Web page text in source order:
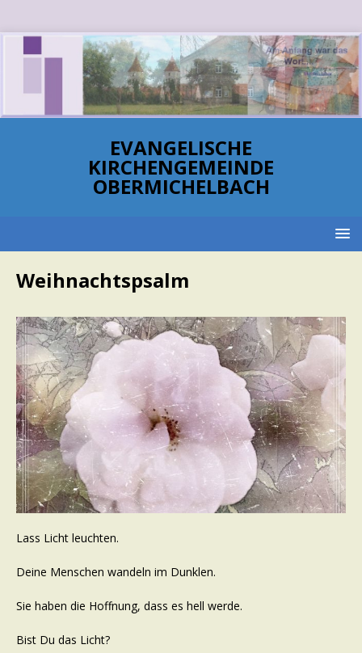
EVANGELISCHE
KIRCHENGEMEINDE
OBERMICHELBACH
Weihnachtspsalm
Lass Licht leuchten.
Deine Menschen wandeln im Dunklen.
Sie haben die Hoffnung, dass es hell werde.
Bist Du das Licht?